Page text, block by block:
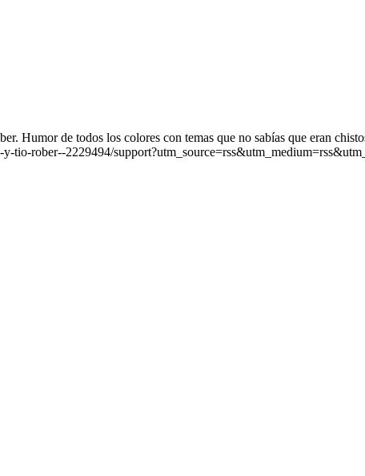
Humor de todos los colores con temas que no sabías que eran
tio-rober--2229494/